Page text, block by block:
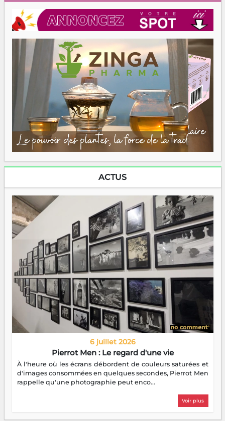
ACTUS
6 juillet 2026
Pierrot Men : Le regard d'une vie
À l'heure où les écrans débordent de couleurs saturées et
d'images consommées en quelques secondes, Pierrot Men
rappelle qu'une photographie peut enco...
Voir plus